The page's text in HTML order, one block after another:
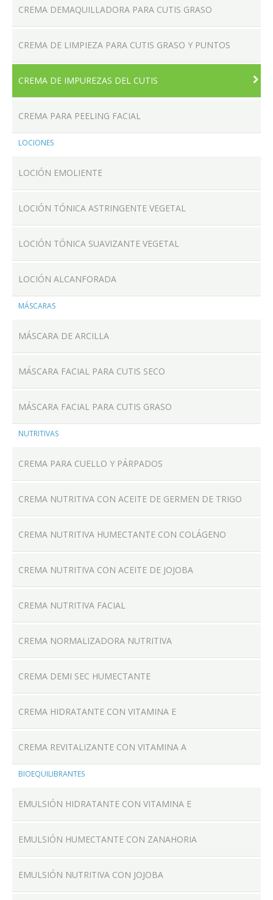
CREMA DEMAQUILLADORA PARA CUTIS GRASO
CREMA DE LIMPIEZA PARA CUTIS GRASO Y PUNTOS
CREMA DE IMPUREZAS DEL CUTIS
CREMA PARA PEELING FACIAL
LOCIONES
LOCIÓN EMOLIENTE
LOCIÓN TÓNICA ASTRINGENTE VEGETAL
LOCIÓN TÓNICA SUAVIZANTE VEGETAL
LOCIÓN ALCANFORADA
MÁSCARAS
MÁSCARA DE ARCILLA
MÁSCARA FACIAL PARA CUTIS SECO
MÁSCARA FACIAL PARA CUTIS GRASO
NUTRITIVAS
CREMA PARA CUELLO Y PÁRPADOS
CREMA NUTRITIVA CON ACEITE DE GERMEN DE TRIGO
CREMA NUTRITIVA HUMECTANTE CON COLÁGENO
CREMA NUTRITIVA CON ACEITE DE JOJOBA
CREMA NUTRITIVA FACIAL
CREMA NORMALIZADORA NUTRITIVA
CREMA DEMI SEC HUMECTANTE
CREMA HIDRATANTE CON VITAMINA E
CREMA REVITALIZANTE CON VITAMINA A
BIOEQUILIBRANTES
EMULSIÓN HIDRATANTE CON VITAMINA E
EMULSIÓN HUMECTANTE CON ZANAHORIA
EMULSIÓN NUTRITIVA CON JOJOBA